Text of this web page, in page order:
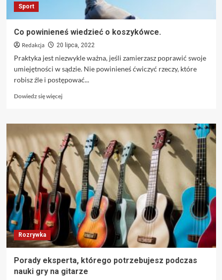
Sport
Co powinieneś wiedzieć o koszykówce.
Redakcja 20 lipca, 2022
Praktyka jest niezwykle ważna, jeśli zamierzasz poprawić swoje
umiejętności w sądzie. Nie powinieneś ćwiczyć rzeczy, które
robisz źle i postępować...
Dowiedz się więcejDowiedz
o
Co
powinieneś
wiedzieć
o
koszykówce.
Rozrywka
Porady eksperta, którego potrzebujesz podczas
nauki gry na gitarze